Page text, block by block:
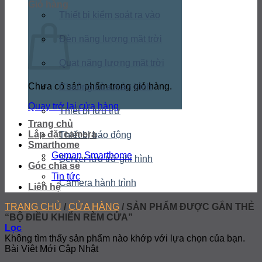
Giỏ hàng
Chưa có sản phẩm trong giỏ hàng.
Quay trở lại cửa hàng
Đèn năng lượng mặt trời
Quạt năng lượng mặt trời
Chuông cửa màn hình
Thiết bị lưu trữ
Thiết bị báo động
Server lưu trữ ghi hình
Camera hành trình
Trang chủ
Lắp đặt camera
Smarthome
Goman Smarthome
Góc chia sẻ
Tin tức
Liên hệ
TRANG CHỦ / CỬA HÀNG / SẢN PHẨM ĐƯỢC GẮN THẺ
“BỘ ĐIỀU KHIỂN RÈM CỬA”
Lọc
Không tìm thấy sản phẩm nào khớp với lựa chọn của bạn.
Bài Viêt Mới Cập Nhật